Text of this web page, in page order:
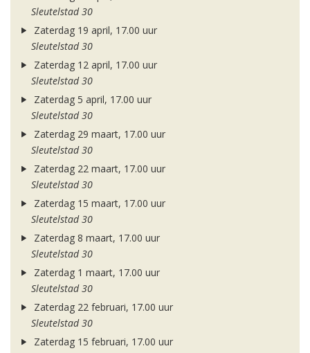
Sleutelstad 30
Zaterdag 19 april, 17.00 uur
Sleutelstad 30
Zaterdag 12 april, 17.00 uur
Sleutelstad 30
Zaterdag 5 april, 17.00 uur
Sleutelstad 30
Zaterdag 29 maart, 17.00 uur
Sleutelstad 30
Zaterdag 22 maart, 17.00 uur
Sleutelstad 30
Zaterdag 15 maart, 17.00 uur
Sleutelstad 30
Zaterdag 8 maart, 17.00 uur
Sleutelstad 30
Zaterdag 1 maart, 17.00 uur
Sleutelstad 30
Zaterdag 22 februari, 17.00 uur
Sleutelstad 30
Zaterdag 15 februari, 17.00 uur